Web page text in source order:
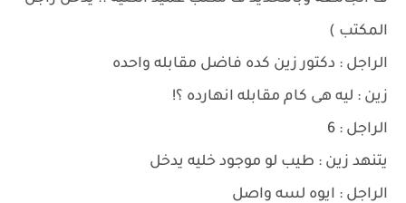
المكتب )
الراجل : دكتور زين كده فاضل مقابله واحده
زين : ليه هى كام مقابله انهارده ؟!
الراجل : 6
يتنهد زين : طيب لو موجود خليه يدخل
الراجل : ايوه لسه واصل